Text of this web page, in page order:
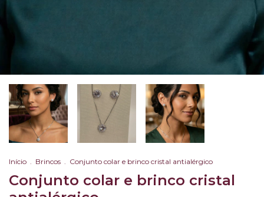
Início Brincos Conjunto colar e brinco cristal antialérgico
Conjunto colar e brinco cristal